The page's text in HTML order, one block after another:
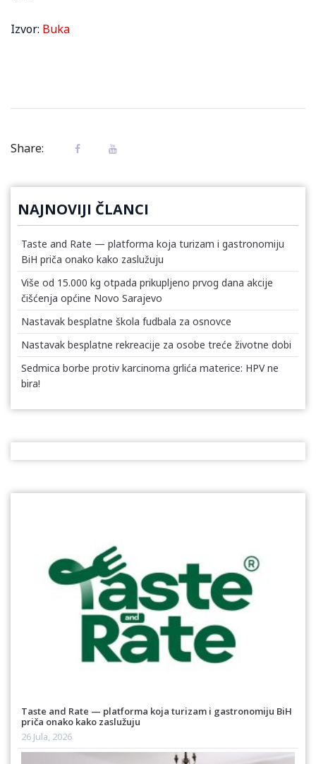
Izvor: Buka
Share:
NAJNOVIJI ČLANCI
Taste and Rate — platforma koja turizam i gastronomiju
BiH priča onako kako zaslužuju
Više od 15.000 kg otpada prikupljeno prvog dana akcije
čišćenja općine Novo Sarajevo
Nastavak besplatne škola fudbala za osnovce
Nastavak besplatne rekreacije za osobe treće životne dobi
Sedmica borbe protiv karcinoma grlića materice: HPV ne
bira!
Taste and Rate — platforma koja turizam i gastronomiju BiH
priča onako kako zaslužuju
26 Jula, 2026